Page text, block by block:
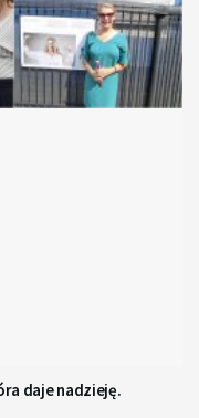
daje nadzieję.